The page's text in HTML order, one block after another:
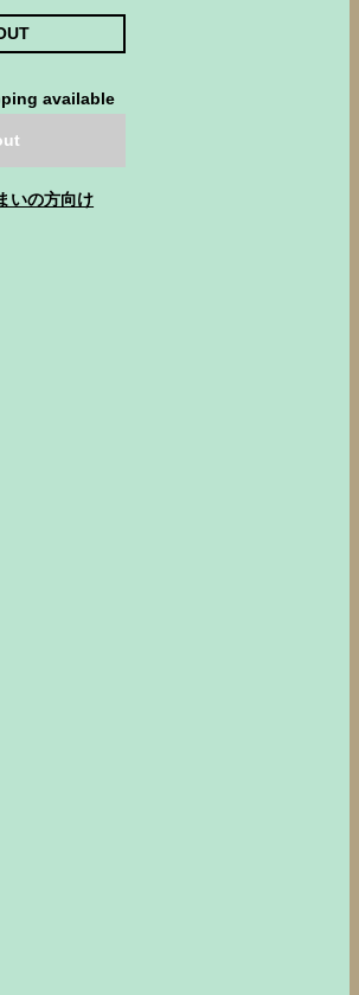
available
いの方向け